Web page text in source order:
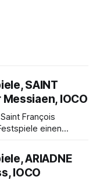
SAINT
Messiaen, IOCO
François
einen
Pascal entfaltet
Sly berührt als
ARIADNE
IOCO